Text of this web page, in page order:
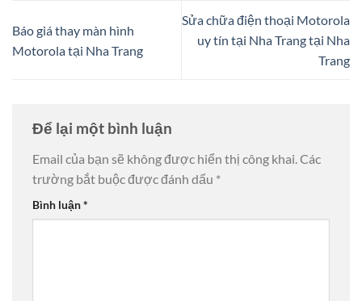
Báo giá thay màn hình
Motorola tại Nha Trang
Sửa chữa điện thoại Motorola
uy tín tại Nha Trang tại Nha
Trang
Để lại một bình luận
Email của bạn sẽ không được hiển thị công khai.Các
trường bắt buộc được đánh dấu *
Bình luận*